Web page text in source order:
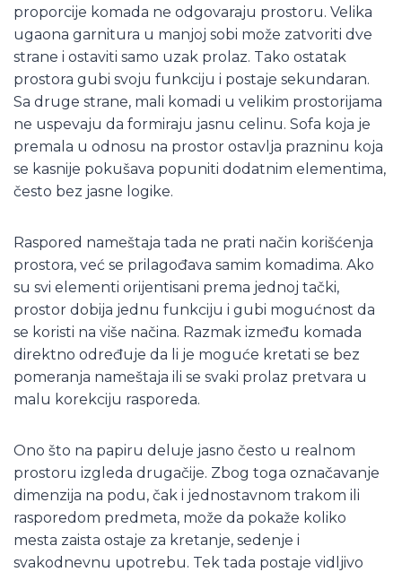
proporcije komada ne odgovaraju prostoru. Velika
ugaona garnitura u manjoj sobi može zatvoriti dve
strane i ostaviti samo uzak prolaz. Tako ostatak
prostora gubi svoju funkciju i postaje sekundaran.
Sa druge strane, mali komadi u velikim prostorijama
ne uspevaju da formiraju jasnu celinu. Sofa koja je
premala u odnosu na prostor ostavlja prazninu koja
se kasnije pokušava popuniti dodatnim elementima,
često bez jasne logike.
Raspored nameštaja tada ne prati način korišćenja
prostora, već se prilagođava samim komadima. Ako
su svi elementi orijentisani prema jednoj tački,
prostor dobija jednu funkciju i gubi mogućnost da
se koristi na više načina. Razmak između komada
direktno određuje da li je moguće kretati se bez
pomeranja nameštaja ili se svaki prolaz pretvara u
malu korekciju rasporeda.
Ono što na papiru deluje jasno često u realnom
prostoru izgleda drugačije. Zbog toga označavanje
dimenzija na podu, čak i jednostavnom trakom ili
rasporedom predmeta, može da pokaže koliko
mesta zaista ostaje za kretanje, sedenje i
svakodnevnu upotrebu. Tek tada postaje vidljivo